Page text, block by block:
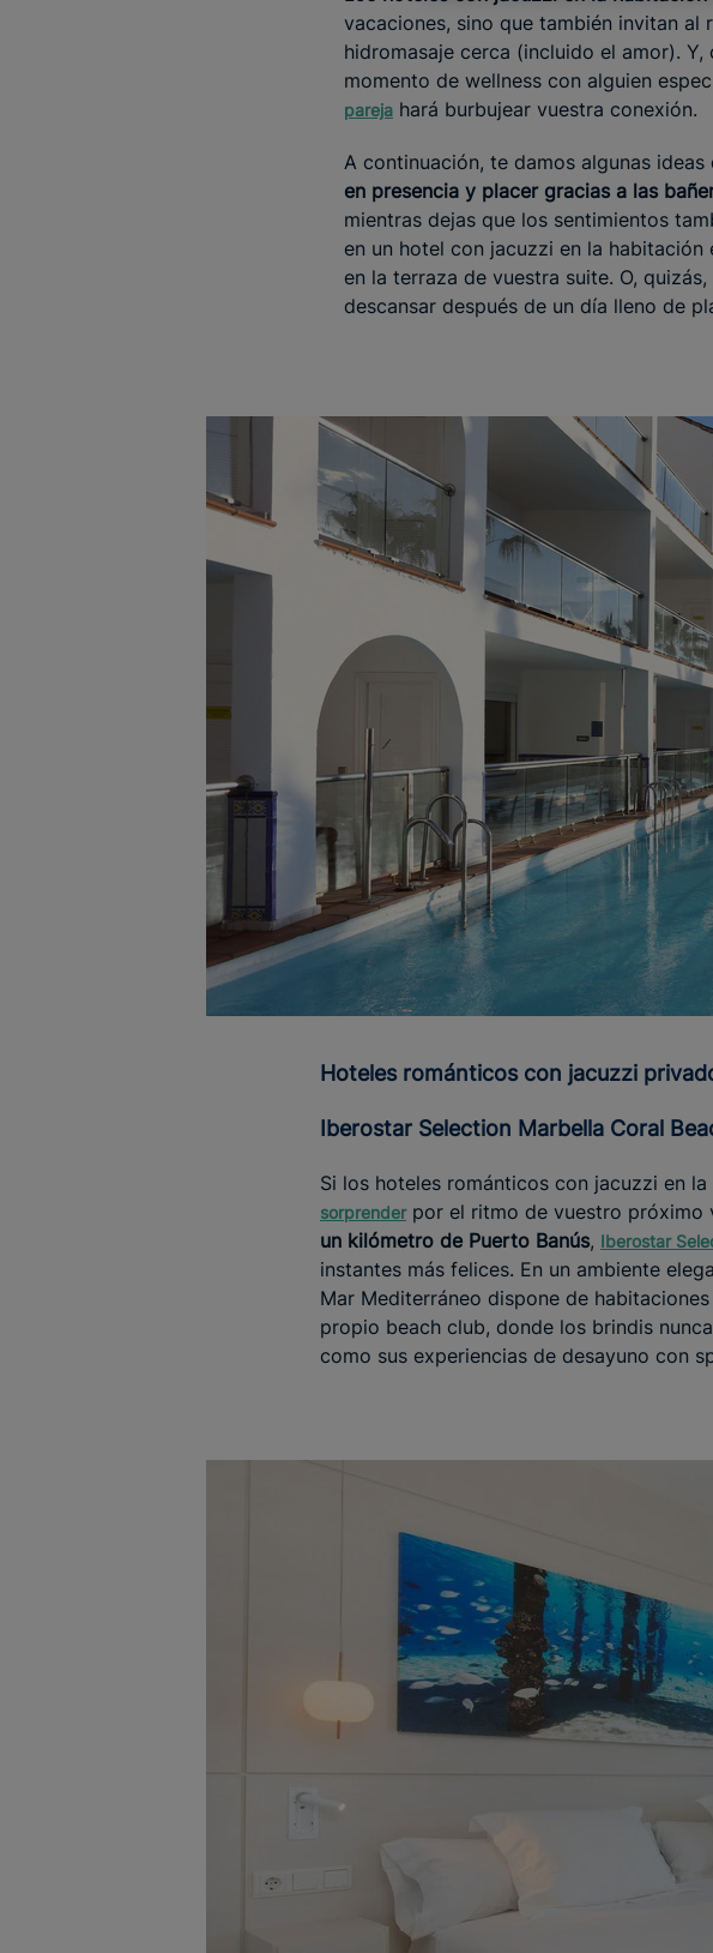
vacaciones, sino que también invitan
hidromasaje cerca (incluido el amor).
momento de wellness con alguien
pareja hará burbujear vuestra conexión.
A continuación, te damos algunas ideas
en presencia y placer gracias a las
mientras dejas que los sentimientos
en un hotel con jacuzzi en la
en la terraza de vuestra suite. O,
descansar después de un día lleno de
Hoteles románticos con jacuzzi
Iberostar Selection Marbella Coral
Si los hoteles románticos con jacuzzi en
sorprenderpor el ritmo de vuestro próximo
un kilómetro de Puerto Banús, Iberostar
instantes más felices. En un ambiente
Mar Mediterráneo dispone de
propio beach club, donde los brindis
como sus experiencias de desayuno con